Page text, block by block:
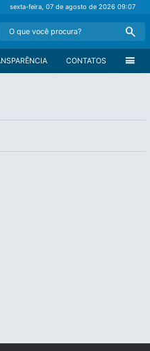
sexta-feira, 07 de agosto de 202609:07
Search
menu
CONTATOS